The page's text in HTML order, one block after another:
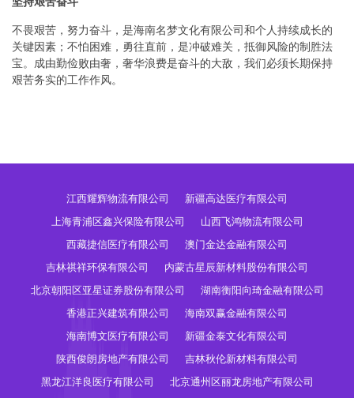
不畏艰苦，努力奋斗，是海南名梦文化有限公司和个人持续成长的
关键因素；不怕困难，勇往直前，是冲破难关，抵御风险的制胜法
宝。成由勤俭败由奢，奢华浪费是奋斗的大敌，我们必须长期保持
艰苦务实的工作作风。
江西耀辉物流有限公司
新疆高达医疗有限公司
上海青浦区鑫兴保险有限公司
山西飞鸿物流有限公司
西藏捷信医疗有限公司
澳门金达金融有限公司
吉林祺祥环保有限公司
内蒙古星辰新材料股份有限公司
北京朝阳区亚星证券股份有限公司
湖南衡阳向琦金融有限公司
香港正兴建筑有限公司
海南双赢金融有限公司
海南博文医疗有限公司
新疆金泰文化有限公司
陕西俊朗房地产有限公司
吉林秋伦新材料有限公司
黑龙江洋良医疗有限公司
北京通州区丽龙房地产有限公司